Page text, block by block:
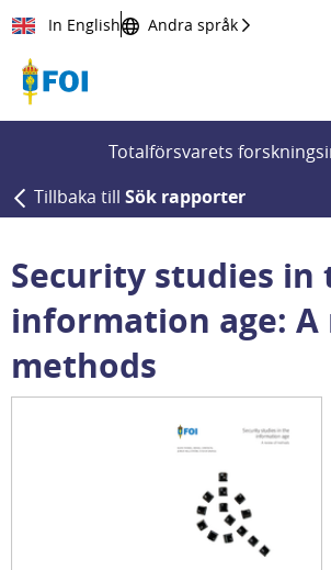
Till innehållet
In English Andra språk
Totalförsvarets
Tillbaka till Sök rapporter
Security studies in
information age: A
methods